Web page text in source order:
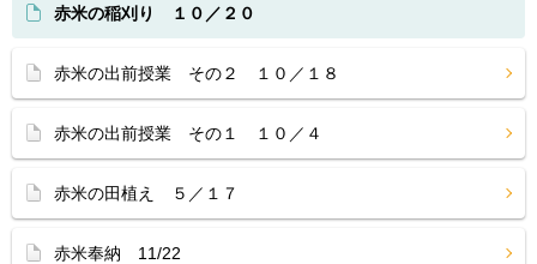
赤米の稲刈り １０／２０
赤米の出前授業 その２ １０／１８
赤米の出前授業 その１ １０／４
赤米の田植え ５／１７
赤米奉納 11/22